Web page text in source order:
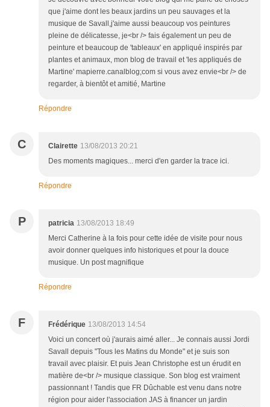
que j'aime dont les beaux jardins un peu sauvages et la
musique de Savall,j'aime aussi beaucoup vos peintures
pleine de délicatesse, je<br /> fais également un peu de
peinture et beaucoup de 'tableaux' en appliqué inspirés par
plantes et animaux, mon blog de travail et 'les appliqués de
Martine' mapierre.canalblog;com si vous avez envie<br /> de
regarder, à bientôt et amitié, Martine
Répondre
C Clairette 13/08/2013 20:21
Des moments magiques... merci d'en garder la trace ici.
Répondre
P patricia 13/08/2013 18:49
Merci Catherine à la fois pour cette idée de visite pour nous
avoir donner quelques info historiques et pour la douce
musique. Un post magnifique
Répondre
F Frédérique 13/08/2013 14:54
Voici un concert où j'aurais aimé aller... Je connais aussi Jordi
Savall depuis "Tous les Matins du Monde" et je suis son
travail avec plaisir. Et puis Jean Christophe est un érudit en
matière de<br /> musique classique. Son blog est vraiment
passionnant ! Tandis que FR Dûchable est venu dans notre
région pour aider l'association JAS à financer un jardin